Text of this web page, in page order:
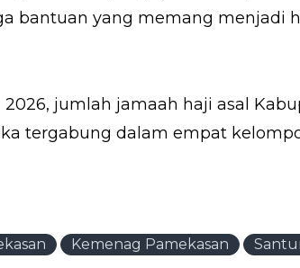
bantuan yang memang menjadi
jumlah jamaah haji asal
tergabung dalam empat
Kemenag Pamekasan